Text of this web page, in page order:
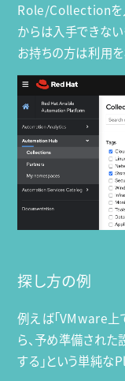
Role/Collectionを
からは入手できな
お持ちの方は利用
探し方の例
例えば「VMware上
ら、予め準備された
する」という単純